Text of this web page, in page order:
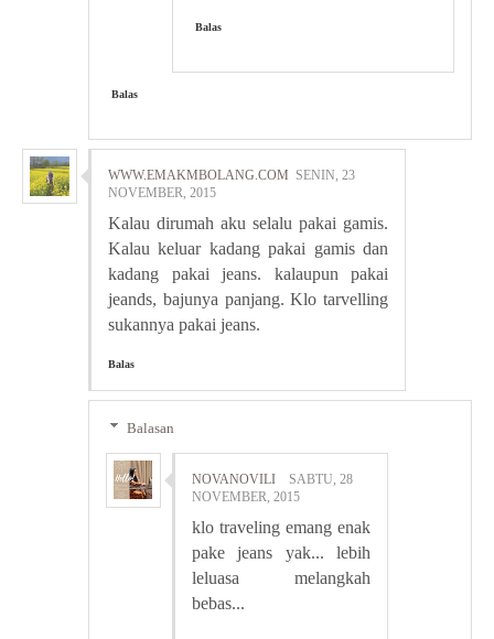
Balas
Balas
WWW.EMAKMBOLANG.COM SENIN, 23
NOVEMBER, 2015
Kalau dirumah aku selalu pakai gamis.
Kalau keluar kadang pakai gamis dan
kadang pakai jeans. kalaupun pakai
jeands, bajunya panjang. Klo tarvelling
sukannya pakai jeans.
Balas
Balasan
NOVANOVILI
SABTU, 28
NOVEMBER, 2015
klo traveling emang enak
pake jeans yak... lebih
leluasa melangkah
bebas...